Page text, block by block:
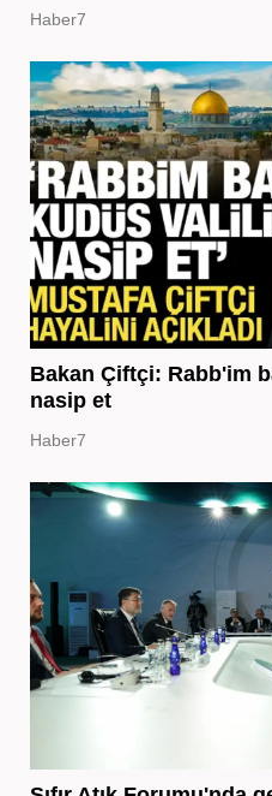
Haber7
Bakan Çiftçi: Rabb'im
nasip et
Haber7